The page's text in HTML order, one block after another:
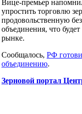
Вице-премьер
упростить торговлю
продовольственную
объединения, что
рынке.
Сообщалось, РФ
объединению.
Зерновой портал